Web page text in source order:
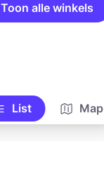
Toon alle winkels
List Map